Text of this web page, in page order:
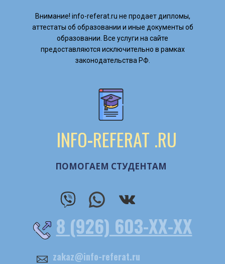
Внимание! ​info-referat.ru не продает дипломы,
аттестаты об образовании и иные документы об
образовании. Все услуги на сайте
предоставляются исключительно в рамках
законодательства РФ.
INFO-REFERAT .RU
ПОМОГАЕМ СТУДЕНТАМ
8 (926) 603-ХХ-ХХ
zakaz@info-referat.ru